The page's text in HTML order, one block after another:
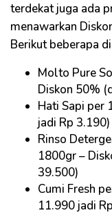
terdekat juga ada
menawarkan
Berikut beberapa
Molto Pure
Diskon 50%
Hati Sapi per
jadi Rp 3.190)
Rinso
1800gr –
39.500)
Cumi Fresh
11.990 jadi